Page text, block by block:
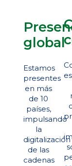
global
Estamos
presentes
en más
de 10
países,
impulsando
la
digitalización
de las
cadenas